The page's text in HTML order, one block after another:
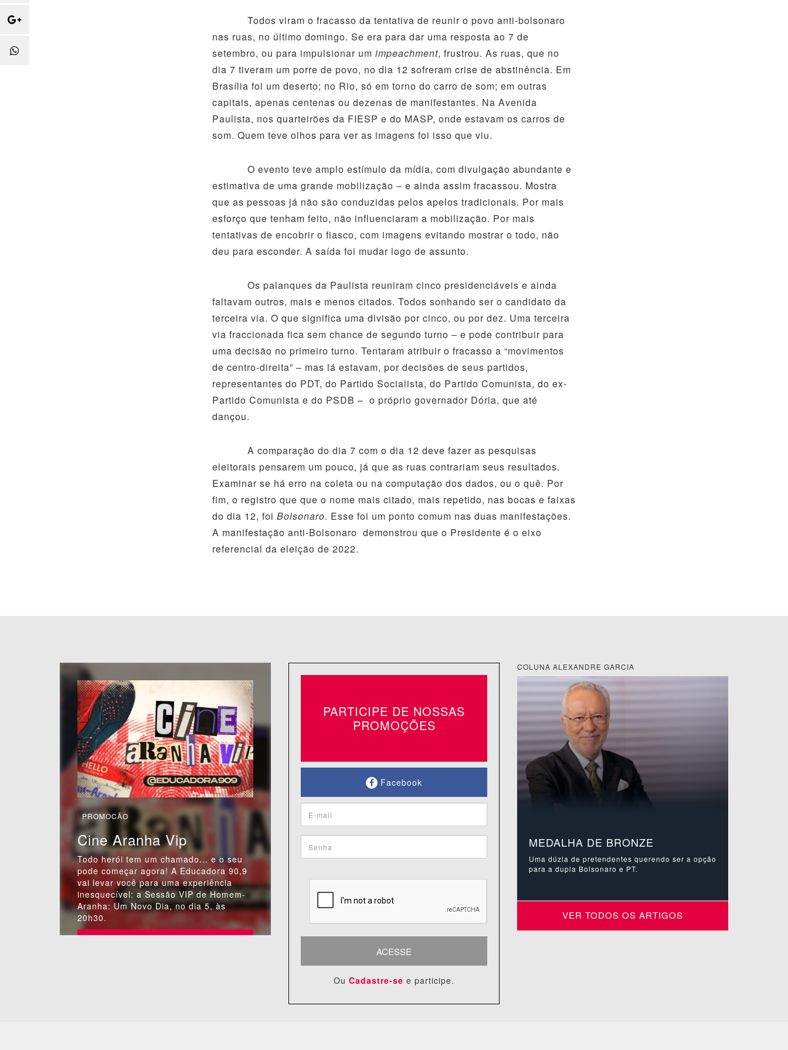
Todos viram o fracasso da tentativa de reunir o povo anti-bolsonaro
nas ruas, no último domingo. Se era para dar uma resposta ao 7 de
setembro, ou para impulsionar um impeachment, frustrou. As ruas, que no
dia 7 tiveram um porre de povo, no dia 12 sofreram crise de abstinência. Em
Brasília foi um deserto; no Rio, só em torno do carro de som; em outras
capitais, apenas centenas ou dezenas de manifestantes. Na Avenida
Paulista, nos quarteirões da FIESP e do MASP, onde estavam os carros de
som. Quem teve olhos para ver as imagens foi isso que viu.
O evento teve amplo estímulo da mídia, com divulgação abundante e
estimativa de uma grande mobilização – e ainda assim fracassou. Mostra
que as pessoas já não são conduzidas pelos apelos tradicionais. Por mais
esforço que tenham feito, não influenciaram a mobilização. Por mais
tentativas de encobrir o fiasco, com imagens evitando mostrar o todo, não
deu para esconder. A saída foi mudar logo de assunto.
Os palanques da Paulista reuniram cinco presidenciáveis e ainda
faltavam outros, mais e menos citados. Todos sonhando ser o candidato da
terceira via. O que significa uma divisão por cinco, ou por dez. Uma terceira
via fraccionada fica sem chance de segundo turno – e pode contribuir para
uma decisão no primeiro turno. Tentaram atribuir o fracasso a “movimentos
de centro-direita” – mas lá estavam, por decisões de seus partidos,
representantes do PDT, do Partido Socialista, do Partido Comunista, do ex-
Partido Comunista e do PSDB – o próprio governador Dória, que até
dançou.
A comparação do dia 7 com o dia 12 deve fazer as pesquisas
eleitorais pensarem um pouco, já que as ruas contrariam seus resultados.
Examinar se há erro na coleta ou na computação dos dados, ou o quê. Por
fim, o registro que que o nome mais citado, mais repetido, nas bocas e faixas
do dia 12, foi Bolsonaro. Esse foi um ponto comum nas duas manifestações.
A manifestação anti-Bolsonaro demonstrou que o Presidente é o eixo
referencial da eleição de 2022.
|PROMOCÃO
Cine Aranha Vip
Todo herói tem um chamado... e o seu
pode começar agora! A Educadora 90,9
vai levar você para uma experiência
inesquecível: a Sessão VIP de Homem-
Aranha: Um Novo Dia, no dia 5, às
20h30.
PARTICIPE DE NOSSAS
PROMOÇÕES
Facebook
ACESSE
Ou Cadastre-se e participe.
COLUNA ALEXANDRE GARCIA
MEDALHA DE BRONZE
Uma dúzia de pretendentes querendo ser a opção
para a dupla Bolsonaro e PT.
VER TODOS OS ARTIGOS